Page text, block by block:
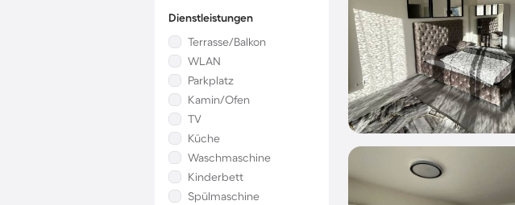
Dienstleistungen
Terrasse/Balkon
WLAN
Parkplatz
Kamin/Ofen
TV
Küche
Waschmaschine
Kinderbett
Spülmaschine